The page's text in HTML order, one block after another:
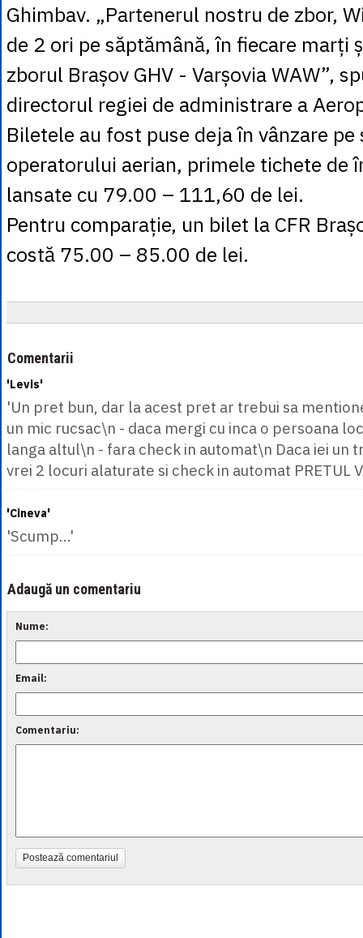
Ghimbav. „Partenerul nostru de zbor,
de 2 ori pe săptămână, în fiecare marți
zborul Brașov GHV - Varșovia WAW”,
directorul regiei de administrare a
Biletele au fost puse deja în vânzare
operatorului aerian, primele tichete de
lansate cu 79.00 – 111,60 de lei.
Pentru comparație, un bilet la CFR
costă 75.00 – 85.00 de lei.
Comentarii
'Levis'
'Un pret bun, dar la acest pret ar trebui sa
un mic rucsac\n - daca mergi cu inca o persoana
langa altul\n - fara check in automat\n Daca iei un
vrei 2 locuri alaturate si check in automat PRETUL
'Cineva'
'Scump...'
Adaugă un comentariu
Nume:
Email:
Comentariu:
Postează comentariul